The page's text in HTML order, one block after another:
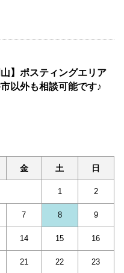
山】ポスティングエリア
以外も相談可能です♪
金 土 日
1 2
7 8 9
14 15 16
21 22 23